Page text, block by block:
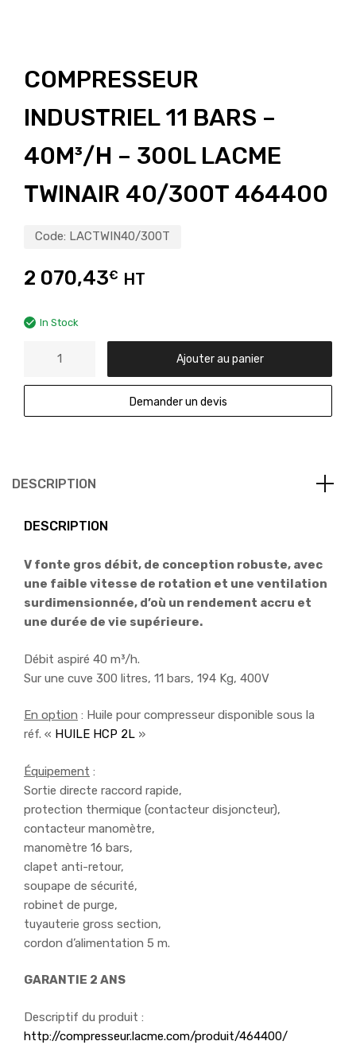
COMPRESSEUR
INDUSTRIEL 11 BARS –
40M³/H – 300L LACME
TWINAIR 40/300T 464400
Code: LACTWIN40/300T
2 070,43€ HT
In Stock
Ajouter au panier
Demander un devis
DESCRIPTION
DESCRIPTION
V fonte gros débit, de conception robuste, avec
une faible vitesse de rotation et une ventilation
surdimensionnée, d’où un rendement accru et
une durée de vie supérieure.
Débit aspiré 40 m³/h.
Sur une cuve 300 litres, 11 bars, 194 Kg, 400V
En option : Huile pour compresseur disponible sous la
réf. « HUILE HCP 2L »
Équipement :
Sortie directe raccord rapide,
protection thermique (contacteur disjoncteur),
contacteur manomètre,
manomètre 16 bars,
clapet anti-retour,
soupape de sécurité,
robinet de purge,
tuyauterie gross section,
cordon d’alimentation 5 m.
GARANTIE 2 ANS
Descriptif du produit :
http://compresseur.lacme.com/produit/464400/